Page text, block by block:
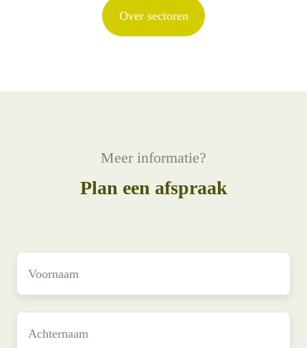
Over sectoren
Meer informatie?
Plan een afspraak